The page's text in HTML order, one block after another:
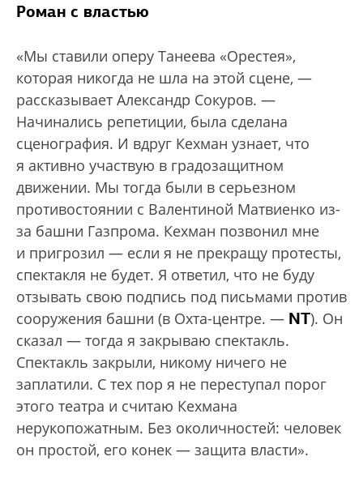
Роман с властью
«Мы ставили оперу Танеева «Орестея»,
которая никогда не шла на этой сцене, —
рассказывает Александр Сокуров. —
Начинались репетиции, была сделана
сценография. И вдруг Кехман узнает, что
я активно участвую в градозащитном
движении. Мы тогда были в серьезном
противостоянии с Валентиной Матвиенко из-
за башни Газпрома. Кехман позвонил мне
и пригрозил — если я не прекращу протесты,
спектакля не будет. Я ответил, что не буду
отзывать свою подпись под письмами против
сооружения башни (в Охта-центре. — NT). Он
сказал — тогда я закрываю спектакль.
Спектакль закрыли, никому ничего не
заплатили. С тех пор я не переступал порог
этого театра и считаю Кехмана
нерукопожатным. Без околичностей: человек
он простой, его конек — защита власти».